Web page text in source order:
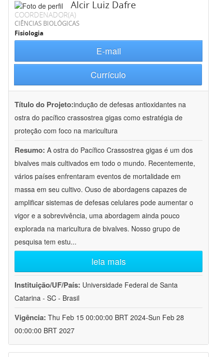
Alcir Luiz Dafre
COORDENADOR(A)
CIÊNCIAS BIOLÓGICAS
Fisiologia
E-mail
Currículo
Título do Projeto:indução de defesas antioxidantes na
ostra do pacífico crassostrea gigas como estratégia de
proteção com foco na maricultura
Resumo: A ostra do Pacífico Crassostrea gigas é um dos
bivalves mais cultivados em todo o mundo. Recentemente,
vários países enfrentaram eventos de mortalidade em
massa em seu cultivo. Ouso de abordagens capazes de
amplificar sistemas de defesas celulares pode aumentar o
vigor e a sobrevivência, uma abordagem ainda pouco
explorada na maricultura de bivalves. Nosso grupo de
pesquisa tem estu...
leia mais
Instituição/UF/País: Universidade Federal de Santa
Catarina - SC - Brasil
Vigência: Thu Feb 15 00:00:00 BRT 2024-Sun Feb 28
00:00:00 BRT 2027